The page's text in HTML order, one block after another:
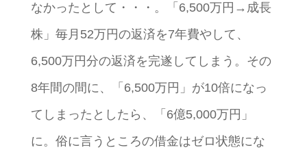
なかったとして・・・。「6,500万円→成長
株」毎月52万円の返済を7年費やして、
6,500万円分の返済を完遂してしまう。その
8年間の間に、「6,500万円」が10倍になっ
てしまったとしたら、「6億5,000万円」
に。俗に言うところの借金はゼロ状態にな